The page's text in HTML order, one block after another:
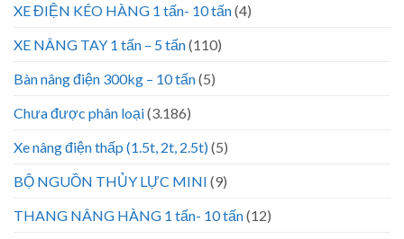
XE ĐIỆN KÉO HÀNG 1 tấn- 10 tấn(4)
XE NÂNG TAY 1 tấn – 5 tấn(110)
Bàn nâng điện 300kg – 10 tấn(5)
Chưa được phân loại(3.186)
Xe nâng điện thấp (1.5t, 2t, 2.5t)(5)
BỘ NGUỒN THỦY LỰC MINI (9)
THANG NÂNG HÀNG 1 tấn- 10 tấn(12)